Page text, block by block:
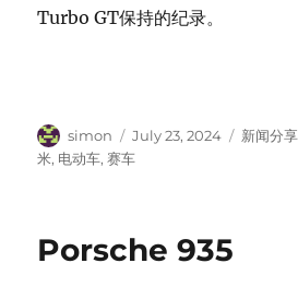
Turbo GT保持的纪录。
Author
simon
Posted
on
July 23, 2024 新闻分享
米, 电动车,赛车
Porsche 935